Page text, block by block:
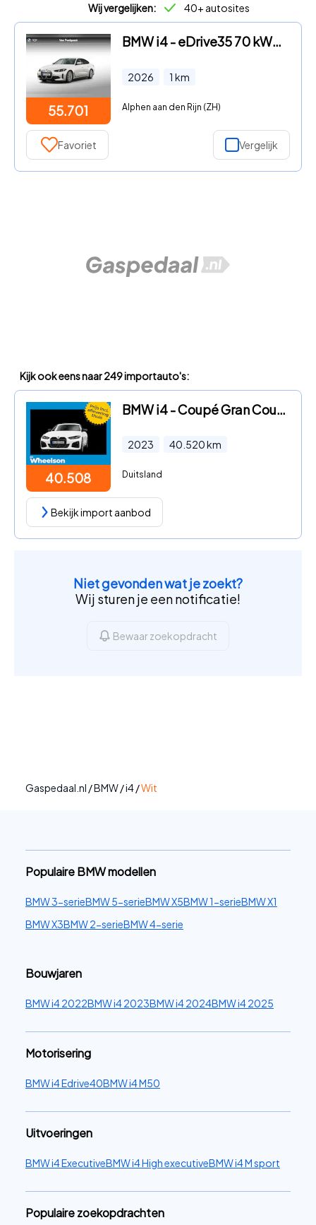
Wij vergelijken: 40+ autosites
55.701
BMW i4 - eDrive35 70 kWh Pure Edition
2026 1 km
Alphen aan den Rijn (ZH)
Favoriet Vergelijk
Kijk ook eens naar 249 importauto's:
40.508
BMW i4 - Coupé Gran Coupé eDrive35
2023 40.520km
Duitsland
Bekijk import aanbod
Niet gevonden wat je zoekt?
Wij sturen je een notificatie!
Bewaar zoekopdracht
Gaspedaal.nl /BMW/i4/Wit
Populaire BMW modellen
BMW 3-serieBMW 5-serieBMW X5BMW 1-serieBMW X1
BMW X3BMW 2-serieBMW 4-serie
Bouwjaren
BMW i4 2022BMW i4 2023BMW i4 2024BMW i4 2025
Motorisering
BMW i4 Edrive40BMW i4 M50
Uitvoeringen
BMW i4 ExecutiveBMW i4 High executiveBMW i4 M sport
Populaire zoekopdrachten